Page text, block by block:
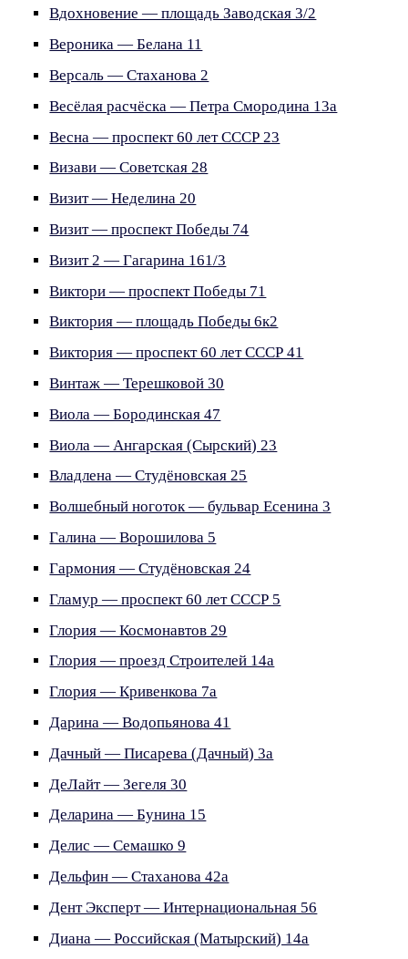
Вдохновение — площадь Заводская 3/2
Вероника — Белана 11
Версаль — Стаханова 2
Весёлая расчёска — Петра Смородина 13а
Весна — проспект 60 лет СССР 23
Визави — Советская 28
Визит — Неделина 20
Визит — проспект Победы 74
Визит 2 — Гагарина 161/3
Виктори — проспект Победы 71
Виктория — площадь Победы 6к2
Виктория — проспект 60 лет СССР 41
Винтаж — Терешковой 30
Виола — Бородинская 47
Виола — Ангарская (Сырский) 23
Владлена — Студёновская 25
Волшебный ноготок — бульвар Есенина 3
Галина — Ворошилова 5
Гармония — Студёновская 24
Гламур — проспект 60 лет СССР 5
Глория — Космонавтов 29
Глория — проезд Строителей 14а
Глория — Кривенкова 7а
Дарина — Водопьянова 41
Дачный — Писарева (Дачный) 3а
ДеЛайт — Зегеля 30
Деларина — Бунина 15
Делис — Семашко 9
Дельфин — Стаханова 42а
Дент Эксперт — Интернациональная 56
Диана — Российская (Матырский) 14а